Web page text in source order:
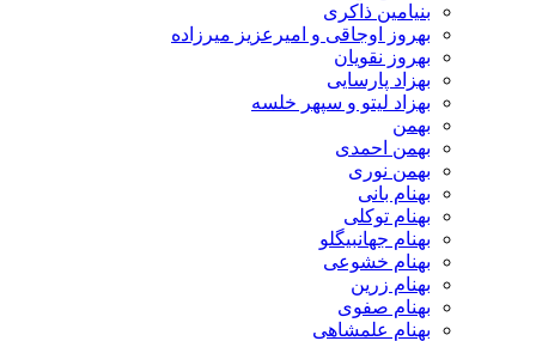
بنیامین ذاکری
بهروز اوجاقی و امیرعزیز میرزاده
بهروز نقویان
بهزاد پارسایی
بهزاد لیتو و سپهر خلسه
بهمن
بهمن احمدی
بهمن نوری
بهنام بانی
بهنام توکلی
بهنام جهانبیگلو
بهنام خشوعی
بهنام زرین
بهنام صفوی
بهنام علمشاهی